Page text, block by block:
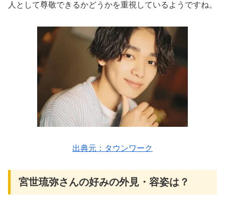
人として尊敬できるかどうかを重視しているようですね。
出典元：タウンワーク
宮世琉弥さんの好みの外見・容姿は？